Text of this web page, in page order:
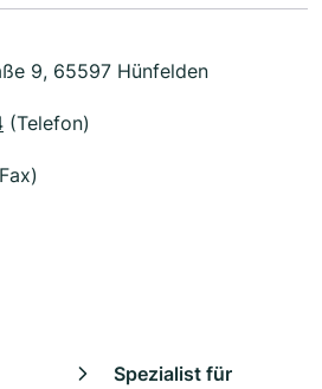
9, 65597 Hünfelden
(Telefon)
Spezialist für